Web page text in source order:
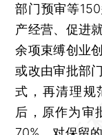
部门预审等
产经营、促进
余项束缚创业
或改由审批部
式，再清理规
后，原作为审